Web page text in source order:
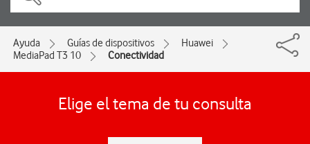
Ayuda Guías de dispositivos
Huawei
MediaPad T3 10
Conectividad
Elige el tema de tu consulta